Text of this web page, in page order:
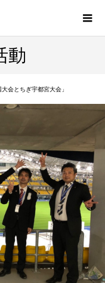
動
大会とちぎ宇都宮大会」